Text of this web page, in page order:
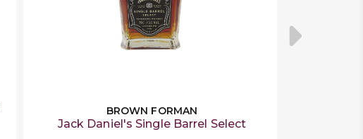
BROWN FORMAN
Jack Daniel's Single Barrel Select